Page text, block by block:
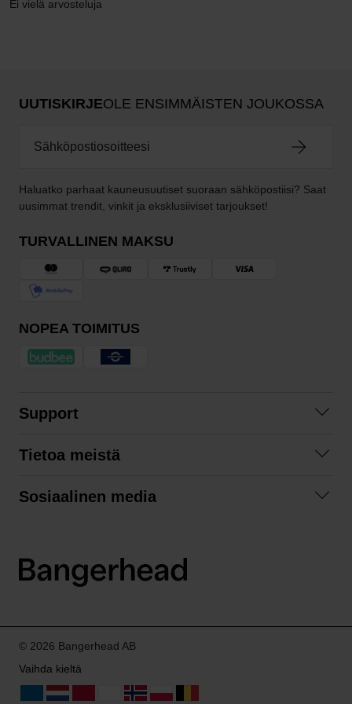
Ei vielä arvosteluja
UUTISKIRJEOLE ENSIMMÄISTEN JOUKOSSA
Haluatko parhaat kauneusuutiset suoraan sähköpostiisi? Saat
uusimmat trendit, vinkit ja eksklusiiviset tarjoukset!
TURVALLINEN MAKSU
NOPEA TOIMITUS
Support
Tilausehdot
Tietoa meistä
Sosiaalinen media
LinkedIn
© 2026 Bangerhead AB
Vaihda kieltä